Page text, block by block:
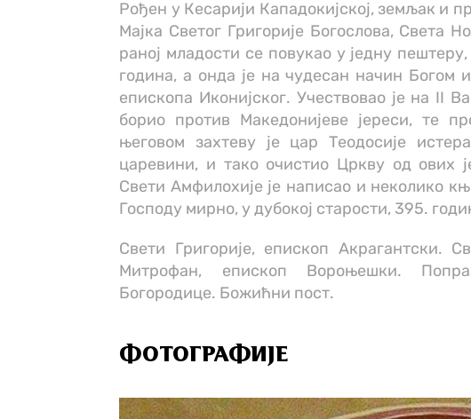
Рођен у Кесарији Кападокијској, земљак и
Мајка Светог Григорије Богослова, Света
раној младости се повукао у једну
година, а онда је на чудесан начин Богом
епископа Иконијског. Учествовао је на II
борио против Македонијеве јереси, те
његовом захтеву је цар Теодосије
царевини, и тако очистио Цркву од ових
Свети Амфилохије је написао и неколико
Господу мирно, у дубокој старости, 395.
Свети Григорије, епископ Акрагантски.
Митрофан, епископ Вороњешки.
Богородице. Божићни пост.
ФОТОГРАФИЈЕ